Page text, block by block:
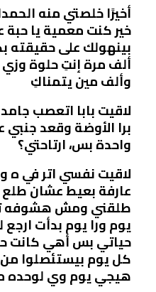
أخيرًا خلصتي منه
خير كنت معمية يا حبة
بينهولك على حقيقته
ألف مرة إنتِ حلوة
وألف مين يتمناكِ
لاقيت بابا اتعصب
برا الأوضة وقعد
واحدة بس، ارتاحتي؟
لاقيت نفسي اتر في
عارفة بعيط عشان
طلقني ومش هشوفه
يوم ورا يوم بدأت
حياتي بس أهي كانت
كل يوم بيستئصلوا
هيجي يوم وي لوحده